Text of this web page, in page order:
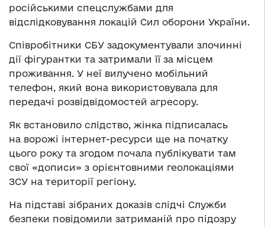
російськими спецслужбами для
відслідковування локацій Сил оборони України.
Співробітники СБУ задокументували злочинні
дії фігурантки та затримали її за місцем
проживання. У неї вилучено мобільний
телефон, який вона використовувала для
передачі розвідвідомостей агресору.
Як встановило слідство, жінка підписалась
на ворожі інтернет-ресурси ще на початку
цього року та згодом почала публікувати там
свої «дописи» з орієнтовними геолокаціями
ЗСУ на території регіону.
На підставі зібраних доказів слідчі Служби
безпеки повідомили затриманій про підозру